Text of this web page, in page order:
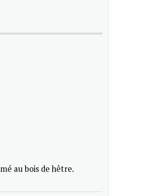
au bois de hêtre.